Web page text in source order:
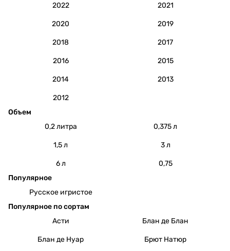
2022
2021
2020 2019
2018 2017
2016 2015
2014 2013
2012
Объем
0,2 литра
0,375 л
1,5 л 3 л
6 л
0,75
Популярное
Русское игристое
Популярное по сортам
Асти
Блан де Блан
Блан де Нуар Брют Натюр